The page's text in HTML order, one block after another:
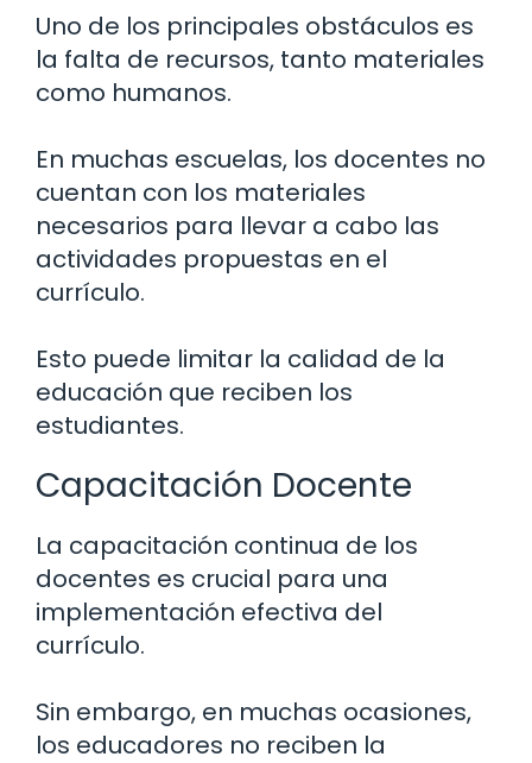
Uno de los principales obstáculos es
la falta de recursos, tanto materiales
como humanos.
En muchas escuelas, los docentes no
cuentan con los materiales
necesarios para llevar a cabo las
actividades propuestas en el
currículo.
Esto puede limitar la calidad de la
educación que reciben los
estudiantes.
Capacitación Docente
La capacitación continua de los
docentes es crucial para una
implementación efectiva del
currículo.
Sin embargo, en muchas ocasiones,
los educadores no reciben la